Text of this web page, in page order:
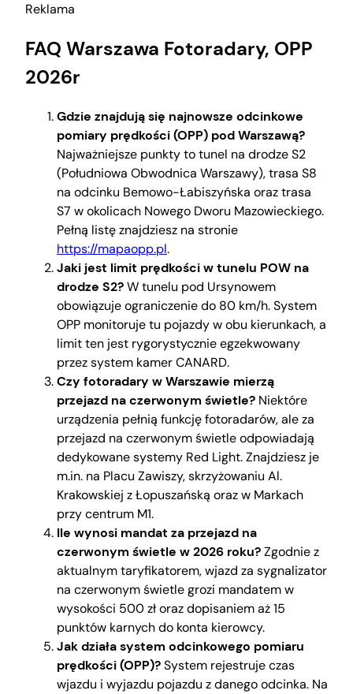
Reklama
FAQ Warszawa Fotoradary, OPP
2026r
Gdzie znajdują się najnowsze odcinkowe
pomiary prędkości (OPP) pod Warszawą?
Najważniejsze punkty to tunel na drodze S2
(Południowa Obwodnica Warszawy), trasa S8
na odcinku Bemowo-Łabiszyńska oraz trasa
S7 w okolicach Nowego Dworu Mazowieckiego.
Pełną listę znajdziesz na stronie
https://mapaopp.pl.
Jaki jest limit prędkości w tunelu POW na
drodze S2?W tunelu pod Ursynowem
obowiązuje ograniczenie do 80 km/h. System
OPP monitoruje tu pojazdy w obu kierunkach, a
limit ten jest rygorystycznie egzekwowany
przez system kamer CANARD.
Czy fotoradary w Warszawie mierzą
przejazd na czerwonym świetle? Niektóre
urządzenia pełnią funkcję fotoradarów, ale za
przejazd na czerwonym świetle odpowiadają
dedykowane systemy Red Light. Znajdziesz je
m.in. na Placu Zawiszy, skrzyżowaniu Al.
Krakowskiej z Łopuszańską oraz w Markach
przy centrum M1.
Ile wynosi mandat za przejazd na
czerwonym świetle w 2026 roku?Zgodnie z
aktualnym taryfikatorem, wjazd za sygnalizator
na czerwonym świetle grozi mandatem w
wysokości 500 zł oraz dopisaniem aż 15
punktów karnych do konta kierowcy.
Jak działa system odcinkowego pomiaru
prędkości (OPP)?System rejestruje czas
wjazdu i wyjazdu pojazdu z danego odcinka. Na